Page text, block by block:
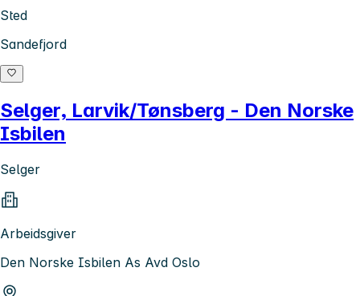
Sted
Sandefjord
Selger, Larvik/Tønsberg - Den Norske
Isbilen
Selger
Arbeidsgiver
Den Norske Isbilen As Avd Oslo